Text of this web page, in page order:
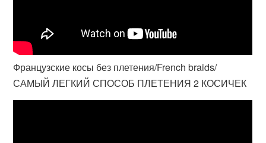
Французские косы без плетения/French braids/
САМЫЙ ЛЕГКИЙ СПОСОБ ПЛЕТЕНИЯ 2 КОСИЧЕК